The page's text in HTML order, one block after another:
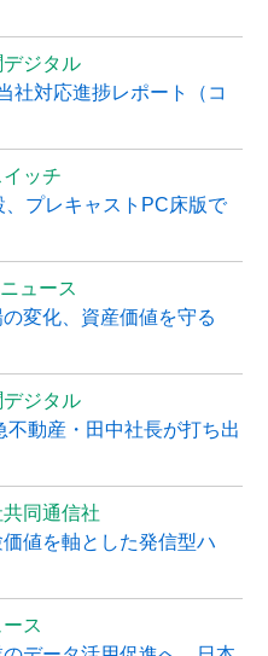
ジタル
社対応進捗レポート（コ
ッチ
プレキャストPC床版で
ュース
変化、資産価値を守る
ジタル
動産・田中社長が打ち出
同通信社
値を軸とした発信型ハ
ス